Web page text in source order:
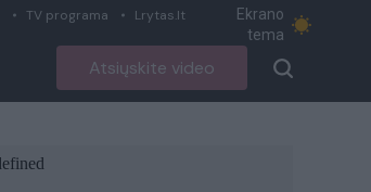
TV programa Lrytas.lt
Ekrano
tema
Atsiųskite video